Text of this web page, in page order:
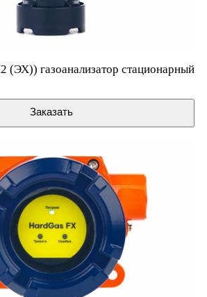
(ЭХ)) газоанализатор стационарный
Заказать